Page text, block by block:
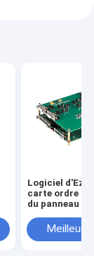
Logiciel
carte ordre de
du panneau
de laser pour
machine
Meilleur